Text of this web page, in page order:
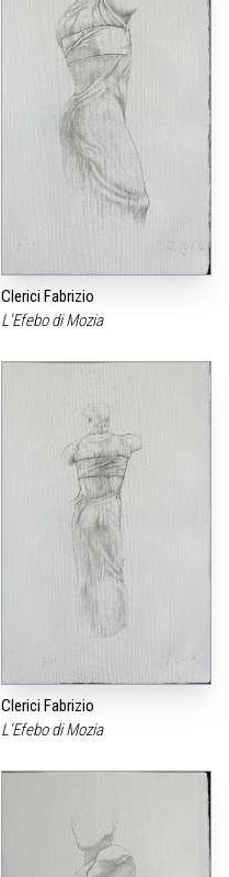
Clerici Fabrizio
L‘Efebo di Mozia
Clerici Fabrizio
L‘Efebo di Mozia